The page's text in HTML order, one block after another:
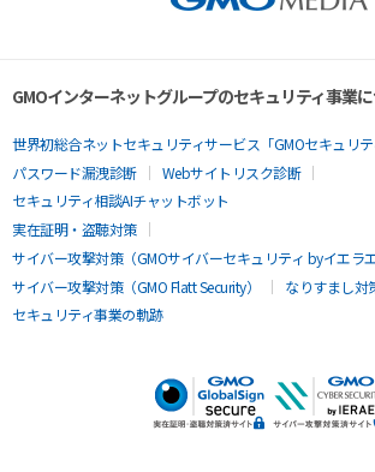
GMOインターネットグループのセキュリティ事業
世界初総合ネットセキュリティサービス「GMOセキュリテ
パスワード漏洩診断
Webサイトリスク診断
セキュリティ相談AIチャットボット
実在証明・盗聴対策
サイバー攻撃対策（GMOサイバーセキュリティ byイエラエ
サイバー攻撃対策（GMO Flatt Security）
なりすまし対
セキュリティ事業の軌跡